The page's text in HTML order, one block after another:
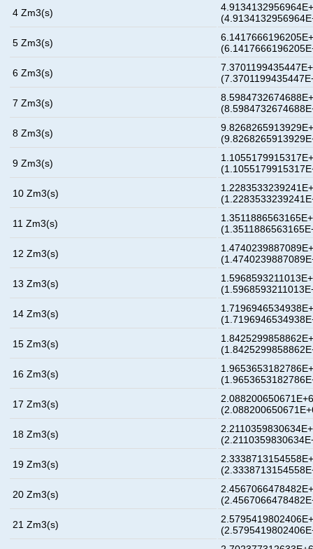
4 Zm3(s)
5 Zm3(s)
6 Zm3(s)
7 Zm3(s)
8 Zm3(s)
9 Zm3(s)
10 Zm3(s)
11 Zm3(s)
12 Zm3(s)
13 Zm3(s)
14 Zm3(s)
15 Zm3(s)
16 Zm3(s)
17 Zm3(s)
18 Zm3(s)
19 Zm3(s)
20 Zm3(s)
21 Zm3(s)